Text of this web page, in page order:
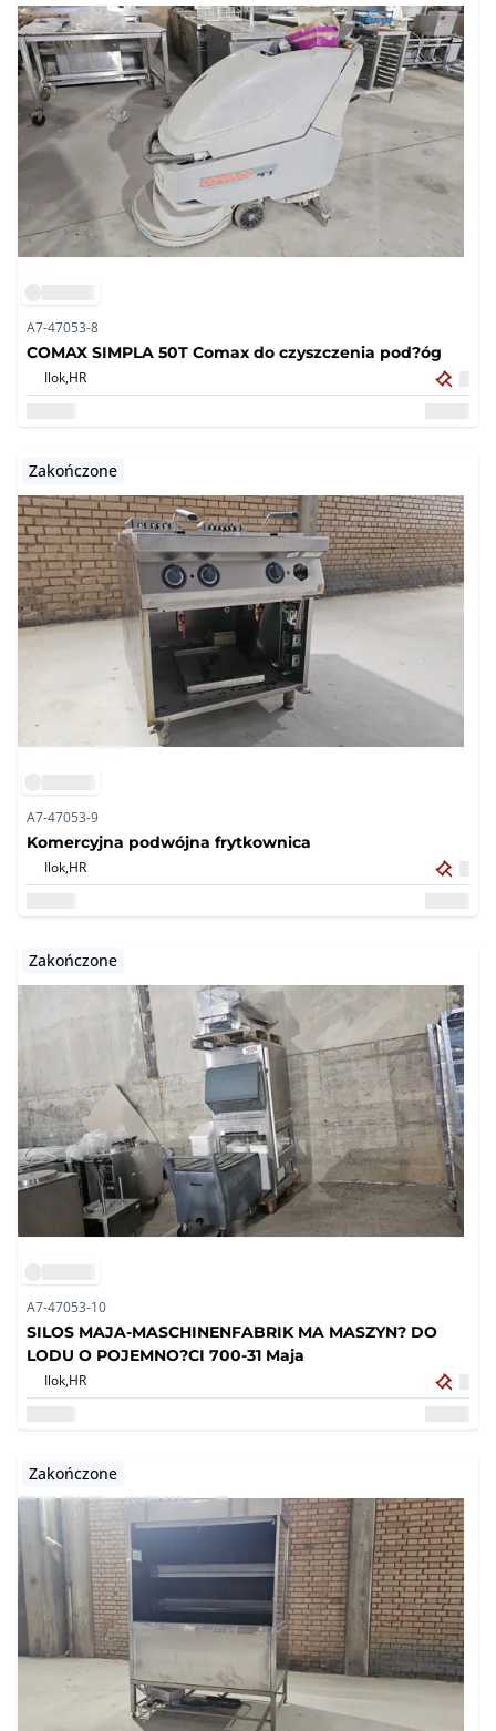
A7-47053-8
COMAX SIMPLA 50T Comax do czyszczenia pod?óg
Ilok,HR
Zakończone
A7-47053-9
Komercyjna podwójna frytkownica
Ilok,HR
Zakończone
A7-47053-10
SILOS MAJA-MASCHINENFABRIK MA MASZYN? DO
LODU O POJEMNO?CI 700-31 Maja
Ilok,HR
Zakończone